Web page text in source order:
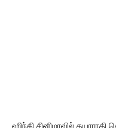
ஹிந்தி சினிமாவில்